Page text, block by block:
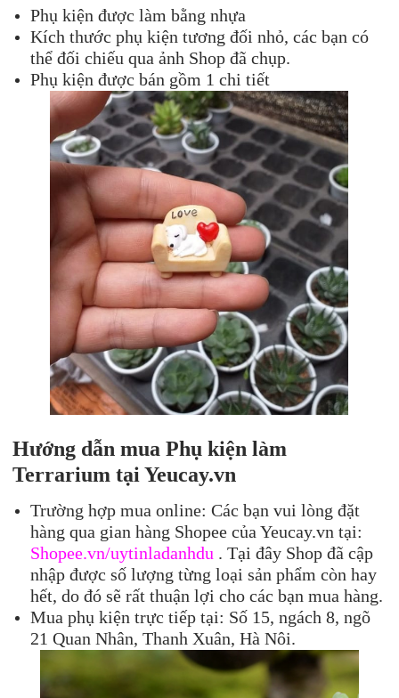
Phụ kiện được làm bằng nhựa
Kích thước phụ kiện tương đối nhỏ, các bạn có
thể đối chiếu qua ảnh Shop đã chụp.
Phụ kiện được bán gồm 1 chi tiết
Hướng dẫn mua Phụ kiện làm
Terrarium tại Yeucay.vn
Trường hợp mua online: Các bạn vui lòng đặt
hàng qua gian hàng Shopee của Yeucay.vn tại:
Shopee.vn/uytinladanhdu . Tại đây Shop đã cập
nhập được số lượng từng loại sản phẩm còn hay
hết, do đó sẽ rất thuận lợi cho các bạn mua hàng.
Mua phụ kiện trực tiếp tại: Số 15, ngách 8, ngõ
21 Quan Nhân, Thanh Xuân, Hà Nôi.